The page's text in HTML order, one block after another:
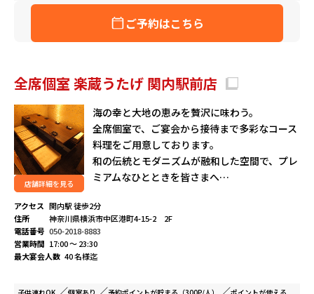
ご予約はこちら
全席個室 楽蔵うたげ 関内駅前店
店舗詳細を見る
海の幸と大地の恵みを贅沢に味わう。
全席個室で、ご宴会から接待まで多彩なコース
料理をご用意しております。
和の伝統とモダニズムが融和した空間で、プレ
ミアムなひとときを皆さまへ…
アクセス 関内駅 徒歩2分
住所
神奈川県横浜市中区港町4-15-2 2F
電話番号 050-2018-8883
営業時間 17:00 ～ 23:30
最大宴会人数 40 名様迄